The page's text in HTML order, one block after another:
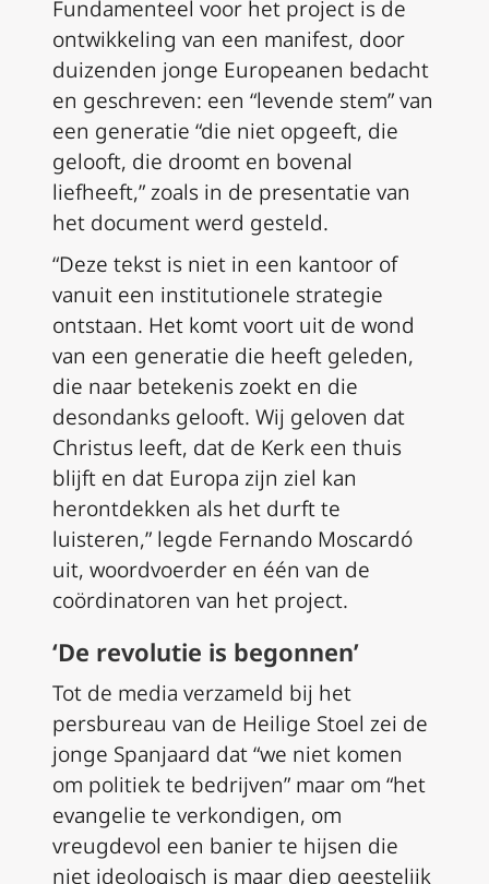
Fundamenteel voor het project is de
ontwikkeling van een manifest, door
duizenden jonge Europeanen bedacht
en geschreven: een “levende stem” van
een generatie “die niet opgeeft, die
gelooft, die droomt en bovenal
liefheeft,” zoals in de presentatie van
het document werd gesteld.
“Deze tekst is niet in een kantoor of
vanuit een institutionele strategie
ontstaan. Het komt voort uit de wond
van een generatie die heeft geleden,
die naar betekenis zoekt en die
desondanks gelooft. Wij geloven dat
Christus leeft, dat de Kerk een thuis
blijft en dat Europa zijn ziel kan
herontdekken als het durft te
luisteren,” legde Fernando Moscardó
uit, woordvoerder en één van de
coördinatoren van het project.
‘De revolutie is begonnen’
Tot de media verzameld bij het
persbureau van de Heilige Stoel zei de
jonge Spanjaard dat “we niet komen
om politiek te bedrijven” maar om “het
evangelie te verkondigen, om
vreugdevol een banier te hijsen die
niet ideologisch is maar diep geestelijk